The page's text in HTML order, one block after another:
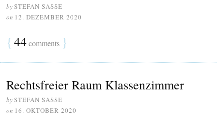
bySTEFAN SASSE
on 12. DEZEMBER 2020
{ 44comments }
Rechtsfreier Raum Klassenzimmer
bySTEFAN SASSE
on 16. OKTOBER 2020